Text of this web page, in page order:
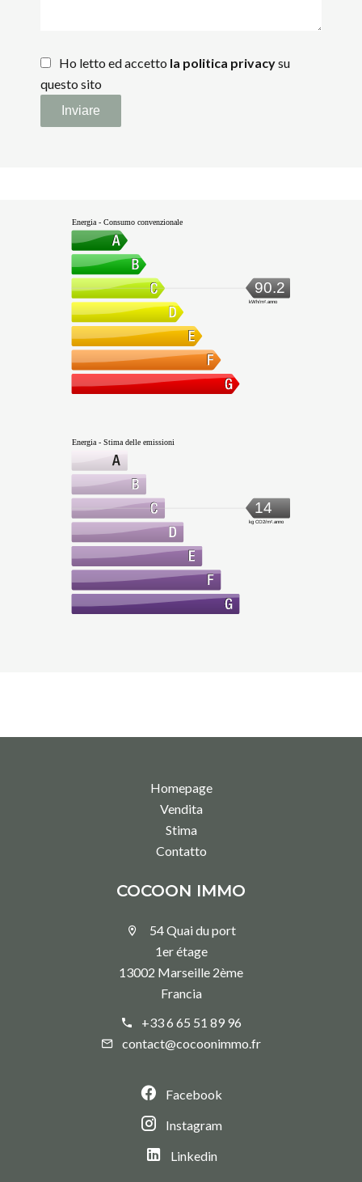
Ho letto ed accetto la politica privacysu
questo sito
Inviare
Energia - Consumo convenzionale
90.2
kWh/m².anno
Energia - Stima delle emissioni
14
kg CO2/m².anno
Homepage
Vendita
Stima
Contatto
COCOON IMMO
54 Quai du port
1er étage
13002 Marseille 2ème
Francia
+33 6 65 51 89 96
contact@cocoonimmo.fr
Facebook
Instagram
Linkedin